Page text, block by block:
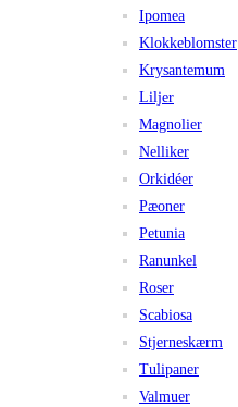
Ipomea
Klokkeblomster
Krysantemum
Liljer
Magnolier
Nelliker
Orkidéer
Pæoner
Petunia
Ranunkel
Roser
Scabiosa
Stjerneskærm
Tulipaner
Valmuer